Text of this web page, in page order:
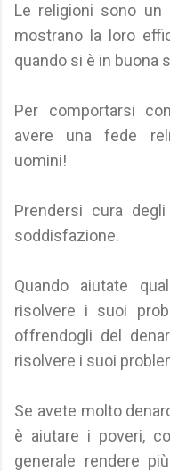
Le religioni sono un
mostrano la loro
quando si è in buona
Per comportarsi
avere una fede
uomini!
Prendersi cura
soddisfazione.
Quando aiutate
risolvere i suoi
offrendogli del
risolvere i suoi
Se avete molto
è aiutare i poveri,
generale rendere